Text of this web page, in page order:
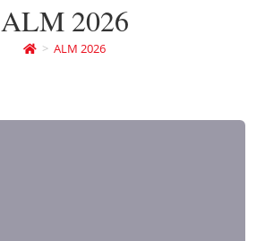
ALM 2026
> ALM 2026